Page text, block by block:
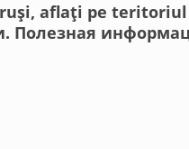
aflați pe teritoriul
Полезная